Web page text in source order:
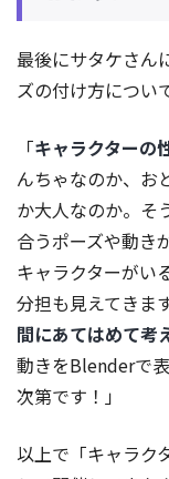
最後にサタケさん
ズの付け方につい
「キャラクターの
んちゃなのか、お
か大人なのか。そ
合うポーズや動き
キャラクターがい
分担も見えてきま
間にあてはめて考
動きをBlenderで
次第です！」
以上で「キャラク